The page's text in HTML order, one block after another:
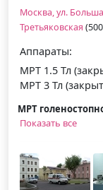
Москва, ул.
Третьяковская
Аппараты:
МРТ 1.5 Тл
МРТ 3 Тл
МРТ
Показать все